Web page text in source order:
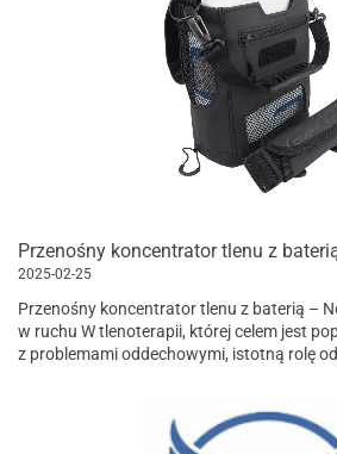
2025-02-25
Przenośny koncentrator tlenu z baterią –
w ruchu W tlenoterapii, której celem jest
z problemami oddechowymi, istotną rolę